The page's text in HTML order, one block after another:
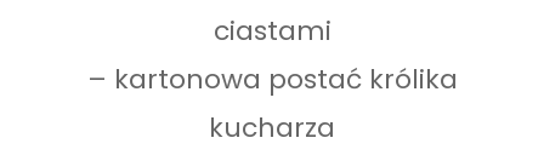
ciastami
– kartonowa postać królika
kucharza